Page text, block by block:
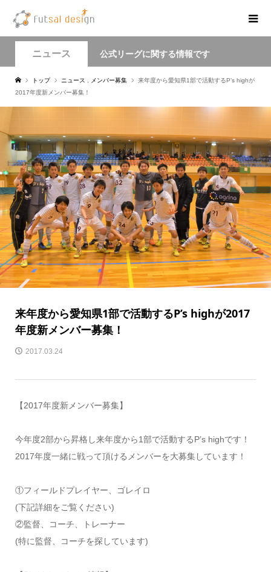
ニュース 公式リーグに関する情報です
トップ ニュース メンバー募集
来年度から愛知県1部で活動するP’s highが
2017年度新メンバー募集！
来年度から愛知県1部で活動するP’s highが2017
年度新メンバー募集！
2017.03.24
【2017年度新メンバー募集】
今年度2部から昇格し来年度から1部で活動するP’s highです！
2017年度一緒に戦って頂けるメンバーを大募集しています！
①フィールドプレイヤー、ゴレイロ
(下記詳細をご覧ください)
②監督、コーチ、トレーナー
(特に監督、コーチを探しています)